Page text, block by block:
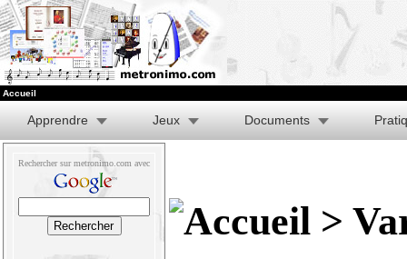
Accueil
Apprendre Jeux Documents
Rechercher sur metronimo.com avec
>